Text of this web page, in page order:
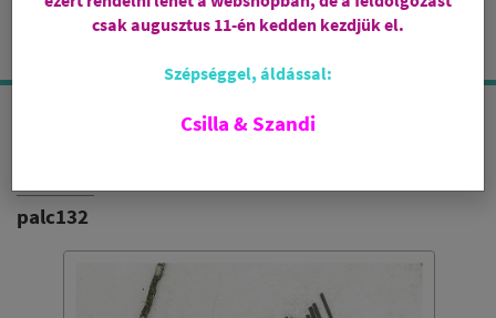
palc132
csak augusztus 11-én kedden kezdjük el.
Szépséggel, áldással:
Csilla & Szandi